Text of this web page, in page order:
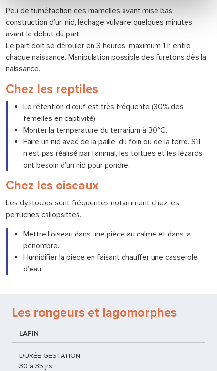
Peu de tuméfaction des mamelles avant mise bas,
construction d’un nid, léchage vulvaire quelques minutes
avant le début du part.
Le part doit se dérouler en 3 heures, maximum 1 h entre
chaque naissance. Manipulation possible des furetons dès la
naissance.
Chez les reptiles
Le rétention d’œuf est très fréquente (30% des
femelles en captivité).
Monter la température du terrarium à 30°C.
Faire un nid avec de la paille, du foin ou de la terre. S’il
n’est pas réalisé par l’animal, les tortues et les lézards
ont besoin d’un nid pour pondre.
Chez les oiseaux
Les dystocies sont fréquentes notamment chez les
perruches callopsittes.
Mettre l’oiseau dans une pièce au calme et dans la
pénombre.
Humidifier la pièce en faisant chauffer une casserole
d’eau.
Les rongeurs et lagomorphes
LAPIN
DURÉE GESTATION
30 à 35 jrs